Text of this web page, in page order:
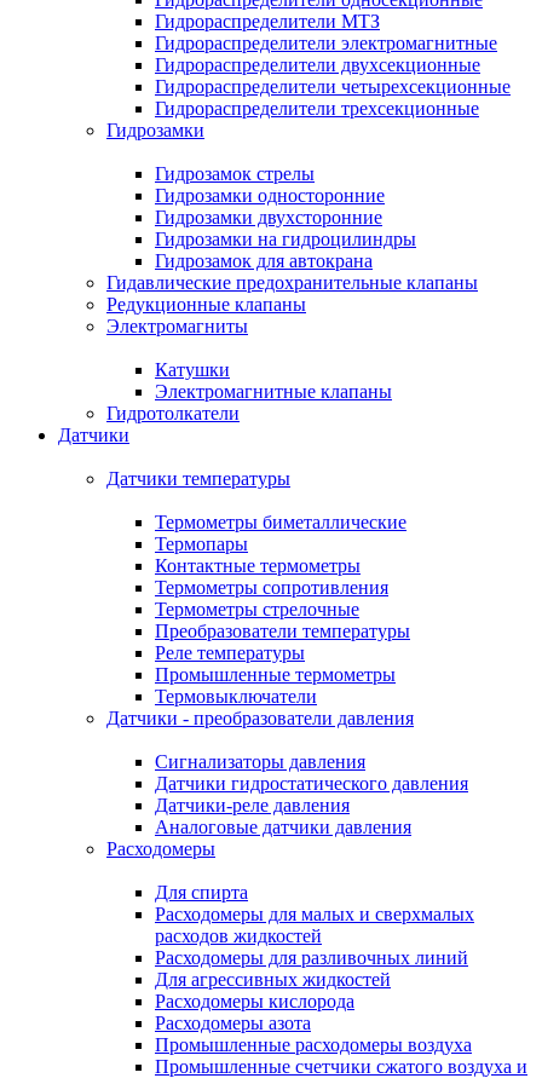
Гидрораспределители МТЗ
Гидрораспределители электромагнитные
Гидрораспределители двухсекционные
Гидрораспределители четырехсекционные
Гидрораспределители трехсекционные
Гидрозамки
Гидрозамок стрелы
Гидрозамки односторонние
Гидрозамки двухсторонние
Гидрозамки на гидроцилиндры
Гидрозамок для автокрана
Гидавлические предохранительные клапаны
Редукционные клапаны
Электромагниты
Катушки
Электромагнитные клапаны
Гидротолкатели
Датчики
Датчики температуры
Термометры биметаллические
Термопары
Контактные термометры
Термометры сопротивления
Термометры стрелочные
Преобразователи температуры
Реле температуры
Промышленные термометры
Термовыключатели
Датчики - преобразователи давления
Сигнализаторы давления
Датчики гидростатического давления
Датчики-реле давления
Аналоговые датчики давления
Расходомеры
Для спирта
Расходомеры для малых и сверхмалых
расходов жидкостей
Расходомеры для разливочных линий
Для агрессивных жидкостей
Расходомеры кислорода
Расходомеры азота
Промышленные расходомеры воздуха
Промышленные счетчики сжатого воздуха и